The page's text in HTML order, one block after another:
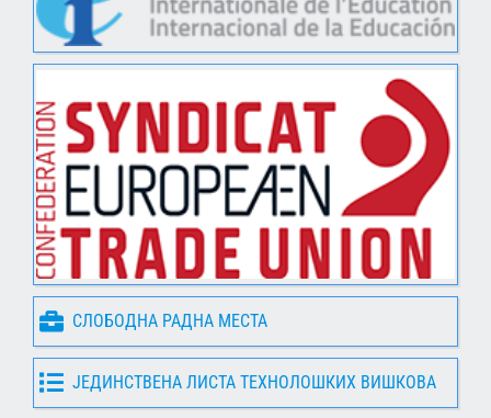
СЛОБОДНА РАДНА МЕСТА
ЈЕДИНСТВЕНА ЛИСТА ТЕХНОЛОШКИХ ВИШКОВА